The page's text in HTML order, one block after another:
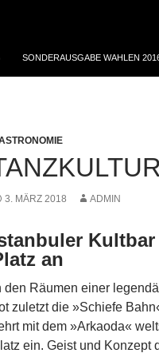
SONDERAUSGABE WAHLEN
3. MÄRZ 2018 ADMIN
an
den Räumen einer
zuletzt die »Schiefe
mit dem »Arkaoda«
ein. Geist und Konzept